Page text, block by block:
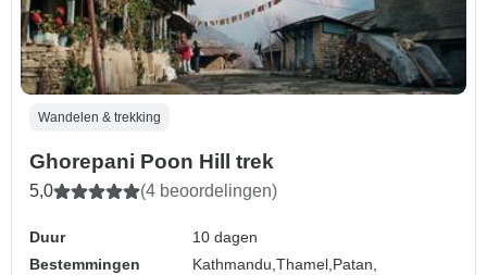
Wandelen & trekking
Ghorepani Poon Hill trek
5,0 (4 beoordelingen)
Duur
10 dagen
Bestemmingen
Kathmandu,Thamel, Patan,